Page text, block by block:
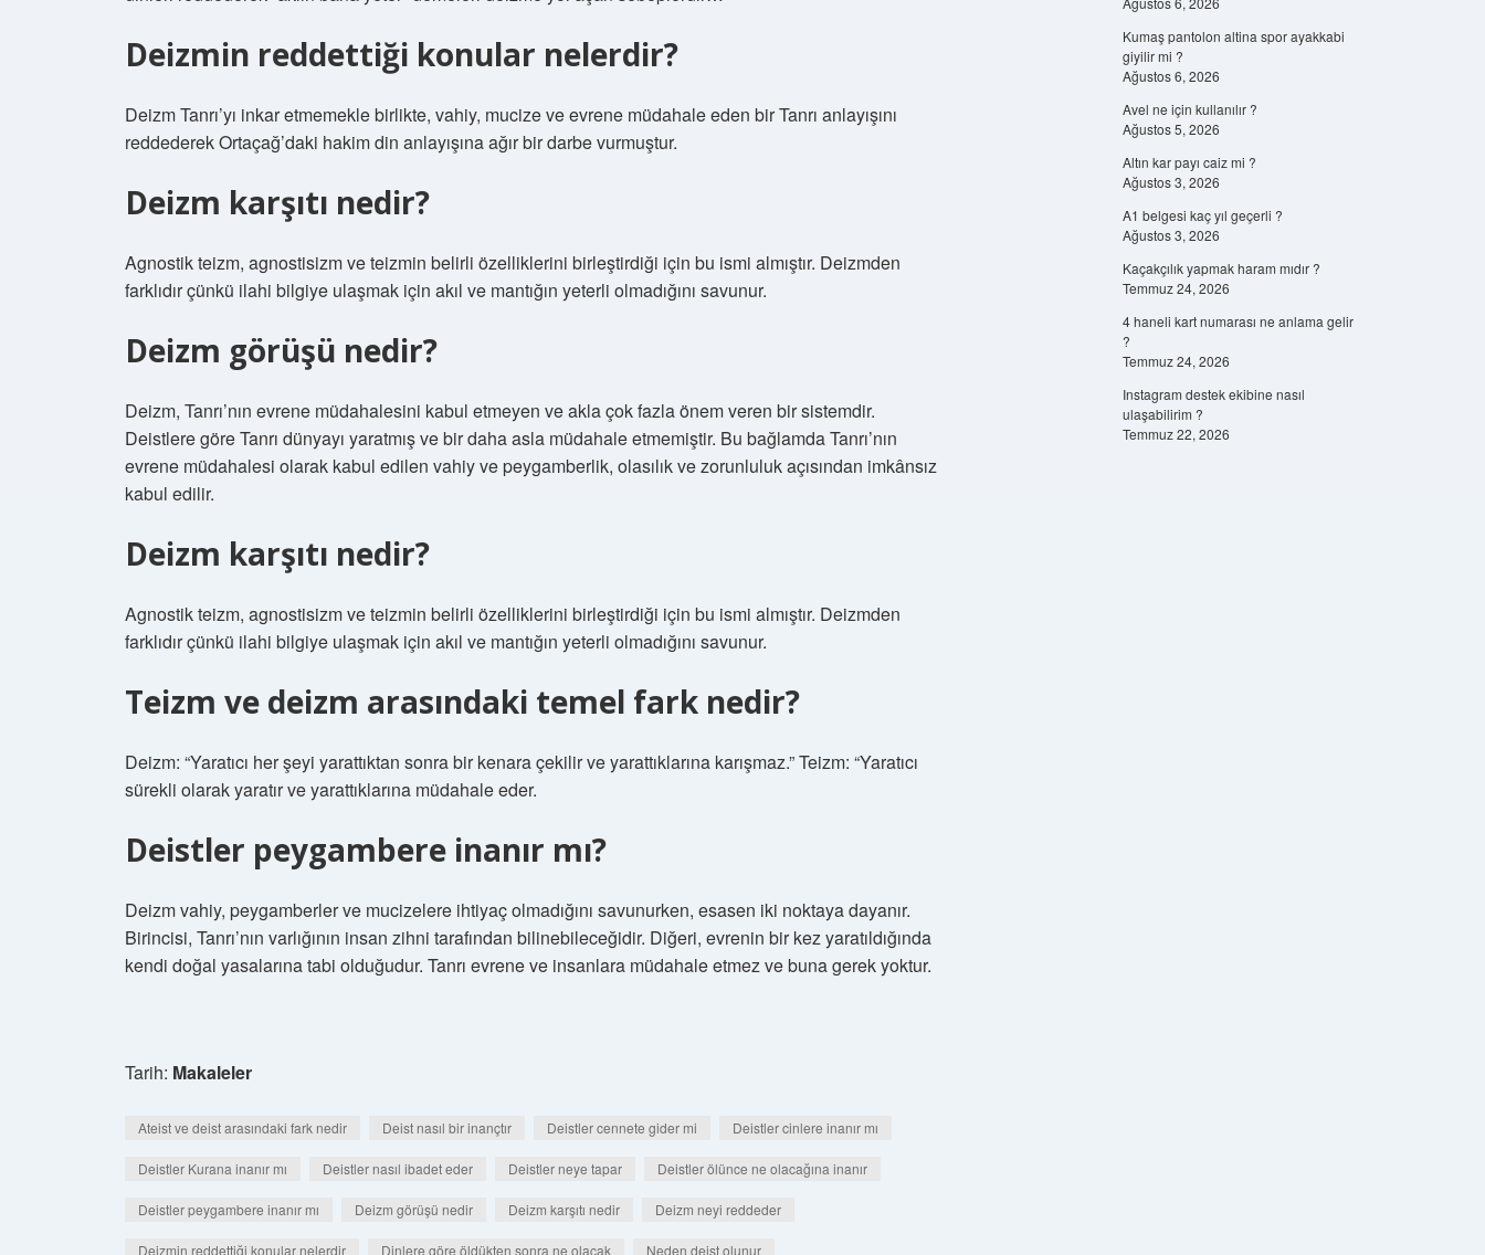
Deizmin reddettiği konular nelerdir?
Deizm Tanrı’yı ​​inkar etmemekle birlikte, vahiy, mucize ve evrene müdahale eden bir Tanrı anlayışını
reddederek Ortaçağ’daki hakim din anlayışına ağır bir darbe vurmuştur.
Deizm karşıtı nedir?
Agnostik teizm, agnostisizm ve teizmin belirli özelliklerini birleştirdiği için bu ismi almıştır. Deizmden
farklıdır çünkü ilahi bilgiye ulaşmak için akıl ve mantığın yeterli olmadığını savunur.
Deizm görüşü nedir?
Deizm, Tanrı’nın evrene müdahalesini kabul etmeyen ve akla çok fazla önem veren bir sistemdir.
Deistlere göre Tanrı dünyayı yaratmış ve bir daha asla müdahale etmemiştir. Bu bağlamda Tanrı’nın
evrene müdahalesi olarak kabul edilen vahiy ve peygamberlik, olasılık ve zorunluluk açısından imkânsız
kabul edilir.
Deizm karşıtı nedir?
Agnostik teizm, agnostisizm ve teizmin belirli özelliklerini birleştirdiği için bu ismi almıştır. Deizmden
farklıdır çünkü ilahi bilgiye ulaşmak için akıl ve mantığın yeterli olmadığını savunur.
Teizm ve deizm arasındaki temel fark nedir?
Deizm: “Yaratıcı her şeyi yarattıktan sonra bir kenara çekilir ve yarattıklarına karışmaz.” Teizm: “Yaratıcı
sürekli olarak yaratır ve yarattıklarına müdahale eder.
Deistler peygambere inanır mı?
Deizm vahiy, peygamberler ve mucizelere ihtiyaç olmadığını savunurken, esasen iki noktaya dayanır.
Birincisi, Tanrı’nın varlığının insan zihni tarafından bilinebileceğidir. Diğeri, evrenin bir kez yaratıldığında
kendi doğal yasalarına tabi olduğudur. Tanrı evrene ve insanlara müdahale etmez ve buna gerek yoktur.
Tarih: Makaleler
Ateist ve deist arasındaki fark nedir Deist nasıl bir inançtır Deistler cennete gider mi Deistler cinlere inanır mı
Deistler Kurana inanır mı Deistler nasıl ibadet eder Deistler neye tapar Deistler ölünce ne olacağına inanır
Deistler peygambere inanır mı Deizm görüşü nedir Deizm karşıtı nedir Deizm neyi reddeder
Deizmin reddettiği konular nelerdir Dinlere göre öldükten sonra ne olacak Neden deist olunur
Kumaş pantolon altina spor ayakkabi
giyilir mi ?
Ağustos 6, 2026
Avel ne için kullanılır ?
Ağustos 5, 2026
Altın kar payı caiz mi ?
Ağustos 3, 2026
A1 belgesi kaç yıl geçerli ?
Ağustos 3, 2026
Kaçakçılık yapmak haram mıdır ?
Temmuz 24, 2026
4 haneli kart numarası ne anlama gelir
?
Temmuz 24, 2026
Instagram destek ekibine nasıl
ulaşabilirim ?
Temmuz 22, 2026